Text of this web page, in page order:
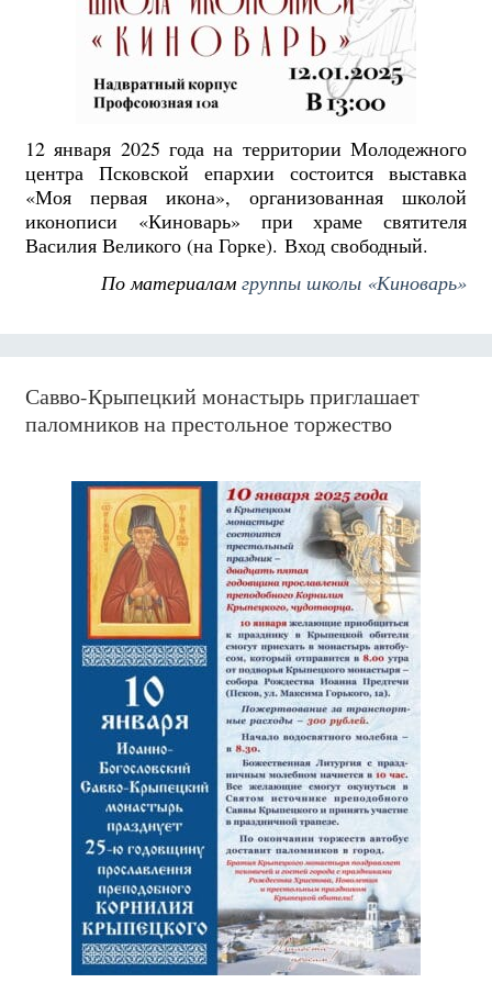
12 января 2025 года на территории Молодежного
центра Псковской епархии состоится выставка
«Моя первая икона», организованная школой
иконописи «Киноварь» при храме святителя
Василия Великого (на Горке). Вход свободный.
По материаламгруппы школы «Киноварь»
Савво-Крыпецкий монастырь приглашает
паломников на престольное торжество